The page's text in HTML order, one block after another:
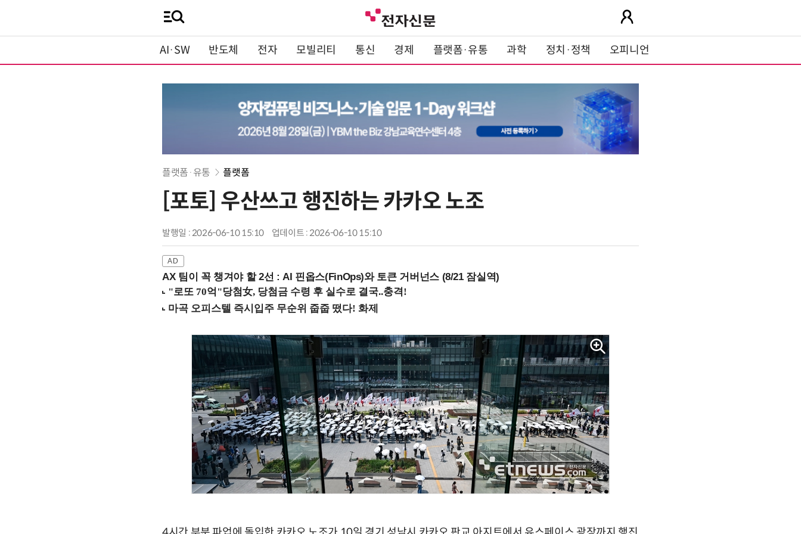
AI·SW 반도체 전자 모빌리티 통신 경제 플랫폼·유통 과학 정치·정책 오피니언
플랫폼·유통 플랫폼
[포토] 우산쓰고 행진하는 카카오 노조
발행일 : 2026-06-10 15:10 업데이트 : 2026-06-10 15:10
AX 팀이 꼭 챙겨야 할 2선 : AI 핀옵스(FinOps)와 토큰 거버넌스 (8/21 잠실역)